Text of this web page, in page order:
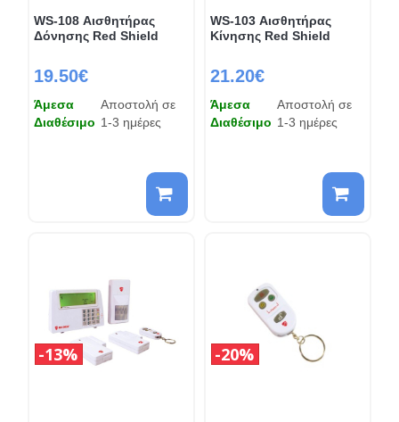
WS-108 Αισθητήρας
Δόνησης Red Shield
19.50€
Άμεσα
Διαθέσιμο
Αποστολή σε
1-3 ημέρες
WS-103 Αισθητήρας
Κίνησης Red Shield
21.20€
Άμεσα
Διαθέσιμο
Αποστολή σε
1-3 ημέρες
13% 20%